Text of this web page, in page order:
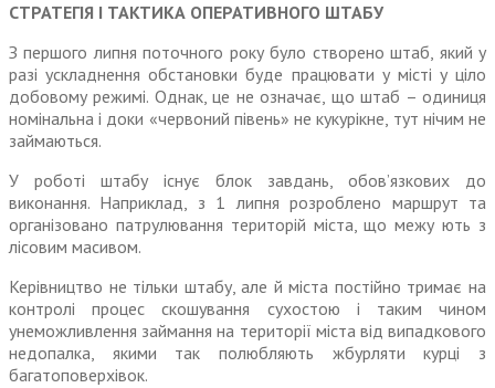
СТРАТЕГІЯ І ТАКТИКА ОПЕРАТИВНОГО ШТАБУ
З першого липня поточного року було створено штаб, який у
разі ускладнення обстановки буде працювати у місті у ціло
добовому режимі. Однак, це не означає, що штаб – одиниця
номінальна і доки «червоний півень» не кукурікне, тут нічим не
займаються.
У роботі штабу існує блок завдань, обов’язкових до
виконання. Наприклад, з 1 липня розроблено маршрут та
організовано патрулювання територій міста, що межу ють з
лісовим масивом.
Керівництво не тільки штабу, але й міста постійно тримає на
контролі процес скошування сухостою і таким чином
унеможливлення займання на території міста від випадкового
недопалка, якими так полюбляють жбурляти курці з
багатоповерхівок.